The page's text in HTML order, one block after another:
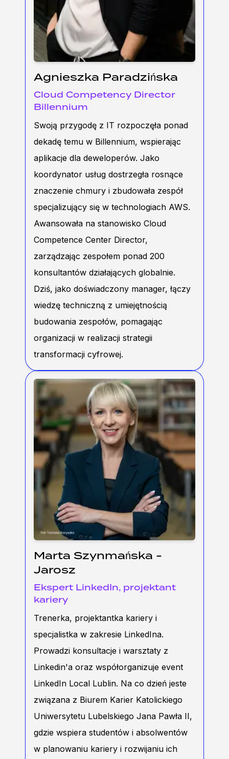
Agnieszka Paradzińska
Cloud Competency Director
Billennium
Swoją przygodę z IT rozpoczęła ponad
dekadę temu w Billennium, wspierając
aplikacje dla deweloperów. Jako
koordynator usług dostrzegła rosnące
znaczenie chmury i zbudowała zespół
specjalizujący się w technologiach AWS.
Awansowała na stanowisko Cloud
Competence Center Director,
zarządzając zespołem ponad 200
konsultantów działających globalnie.
Dziś, jako doświadczony manager, łączy
wiedzę techniczną z umiejętnością
budowania zespołów, pomagając
organizacji w realizacji strategii
transformacji cyfrowej.
Marta Szynmańska -
Jarosz
Ekspert LinkedIn, projektant
kariery
Trenerka, projektantka kariery i
specjalistka w zakresie LinkedIna.
Prowadzi konsultacje i warsztaty z
Linkedin'a oraz współorganizuje event
LinkedIn Local Lublin. Na co dzień jeste
związana z Biurem Karier Katolickiego
Uniwersytetu Lubelskiego Jana Pawła II,
gdzie wspiera studentów i absolwentów
w planowaniu kariery i rozwijaniu ich